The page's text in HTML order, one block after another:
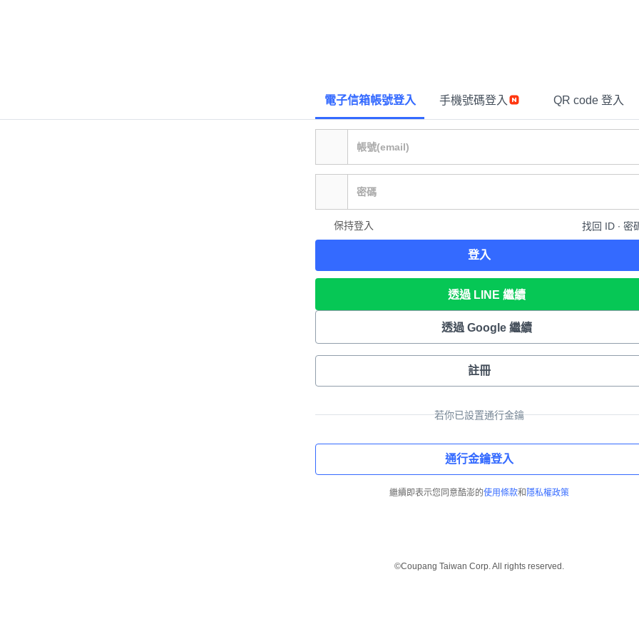
電子信箱帳號登入 手機號碼登入 QR code 登入
保持登入 找回 ID ∙ 密
登入
透過 LINE 繼續
透過 Google 繼續
註冊
若你已設置通行金鑰
通行金鑰登入
繼續即表示您同意酷澎的使用條款和 隱私權政策
©Coupang Taiwan Corp. All rights reserved.